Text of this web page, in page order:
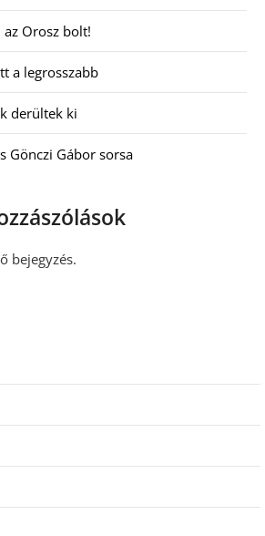
az Orosz bolt!
a legrosszabb
derültek ki
Gönczi Gábor sorsa
bejegyzés.